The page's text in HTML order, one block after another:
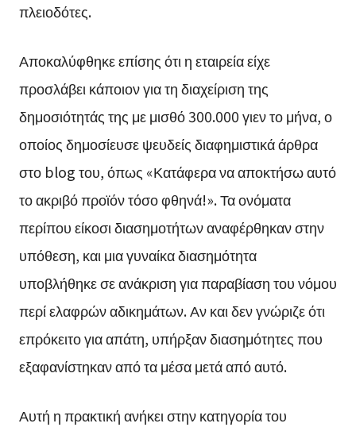
πλειοδότες.
Αποκαλύφθηκε επίσης ότι η εταιρεία είχε
προσλάβει κάποιον για τη διαχείριση της
δημοσιότητάς της με μισθό 300.000 γιεν το μήνα, ο
οποίος δημοσίευσε ψευδείς διαφημιστικά άρθρα
στο blog του, όπως «Κατάφερα να αποκτήσω αυτό
το ακριβό προϊόν τόσο φθηνά!». Τα ονόματα
περίπου είκοσι διασημοτήτων αναφέρθηκαν στην
υπόθεση, και μια γυναίκα διασημότητα
υποβλήθηκε σε ανάκριση για παραβίαση του νόμου
περί ελαφρών αδικημάτων. Αν και δεν γνώριζε ότι
επρόκειτο για απάτη, υπήρξαν διασημότητες που
εξαφανίστηκαν από τα μέσα μετά από αυτό.
Αυτή η πρακτική ανήκει στην κατηγορία του